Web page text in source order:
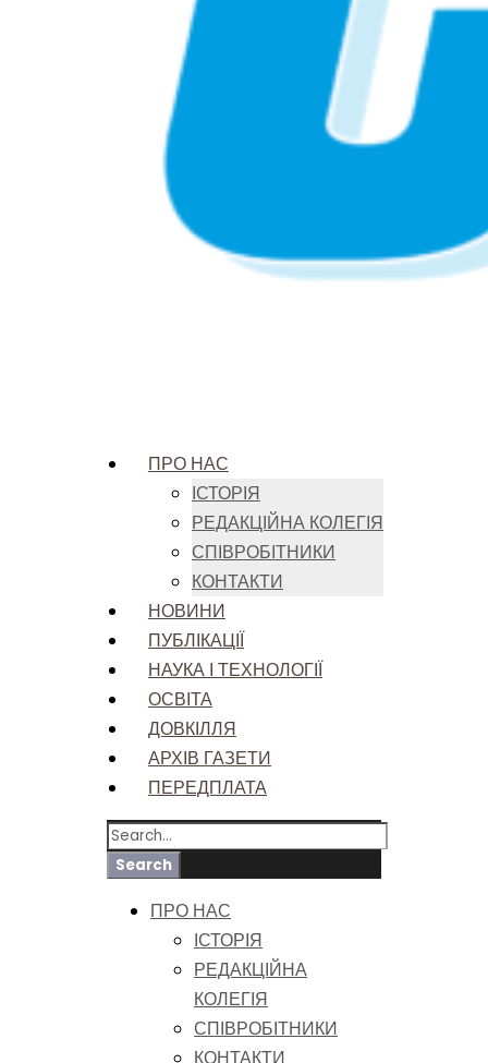
ПРО НАС
ІСТОРІЯ
РЕДАКЦІЙНА КОЛЕГІЯ
СПІВРОБІТНИКИ
КОНТАКТИ
НОВИНИ
ПУБЛІКАЦІЇ
НАУКА І ТЕХНОЛОГІЇ
ОСВІТА
ДОВКІЛЛЯ
АРХІВ ГАЗЕТИ
ПЕРЕДПЛАТА
ПРО НАС
ІСТОРІЯ
РЕДАКЦІЙНА
КОЛЕГІЯ
СПІВРОБІТНИКИ